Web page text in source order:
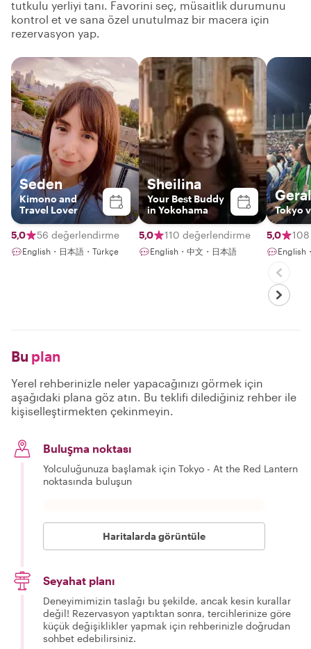
tutkulu yerliyi tanı. Favorini seç, müsaitlik durumunu
kontrol et ve sana özel unutulmaz bir macera için
rezervasyon yap.
Seden
Kimono and
Travel Lover
5,0 56 değerlendirme
English・日本語・Türkçe
Sheilina
Your Best Buddy
in Yokohama
5,0 110 değerlendirme
English・中文・日本語
Tokyo
5,0
English
Bu plan
Yerel rehberinizle neler yapacağınızı görmek için
aşağıdaki plana göz atın. Bu teklifi dilediğiniz rehber ile
kişiselleştirmekten çekinmeyin.
Buluşma noktası
Yolculuğunuza başlamak için Tokyo - At the Red Lantern
noktasında buluşun
Haritalarda görüntüle
Seyahat planı
Deneyimimizin taslağı bu şekilde, ancak kesin kurallar
değil! Rezervasyon yaptıktan sonra, tercihlerinize göre
küçük değişiklikler yapmak için rehberinizle doğrudan
sohbet edebilirsiniz.